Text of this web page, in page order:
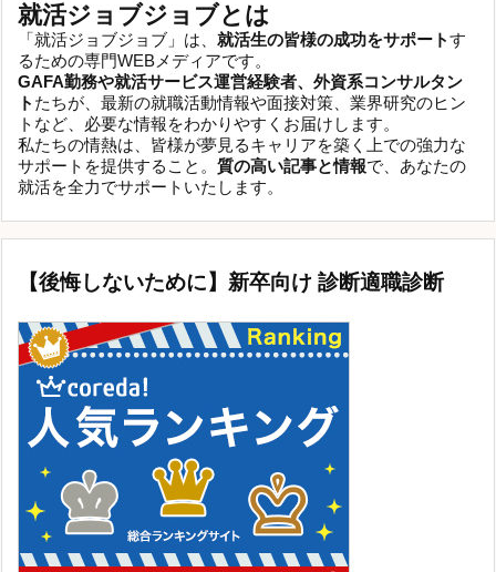
就活ジョブジョブとは
「就活ジョブジョブ」は、 就活生の皆様の成功をサポートす
るための専門WEBメディアです。
GAFA勤務や就活サービス運営経験者、外資系コンサルタン
ト たちが、最新の就職活動情報や面接対策、業界研究のヒン
トなど、必要な情報をわかりやすくお届けします。
私たちの情熱は、皆様が夢見るキャリアを築く上での強力な
サポートを提供すること。 質の高い記事と情報で、あなたの
就活を全力でサポートいたします。
【後悔しないために】新卒向け 診断適職診断